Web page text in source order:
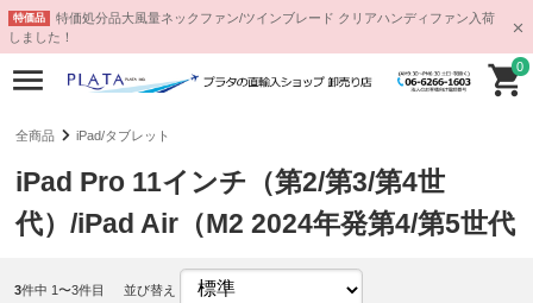
特価品
特価処分品大風量ネックファン/ツインブレード クリアハンディファン入荷
しました！
0
全商品 iPad/タブレット
iPad Pro 11インチ（第2/第3/第4世
代）/iPad Air（M2 2024年発第4/第5世代
3件中 1〜3件目 並び替え